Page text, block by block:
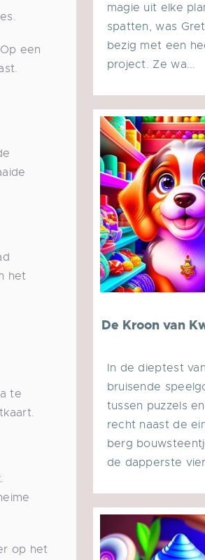
een
het
te
op het
magie uit elke
spatten, was
bezig met een
project. Ze wa...
De Kroon van
In de dieptest
bruisende
tussen puzzels
recht naast de
berg
de dapperste